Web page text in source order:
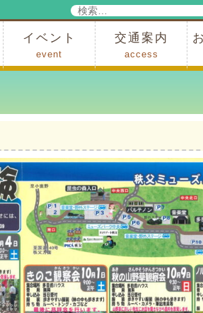
検
イベント
event
交通案内
access